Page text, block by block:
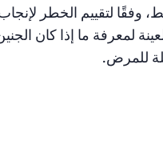
وفقًا لتقييم الخطر
للمرض.